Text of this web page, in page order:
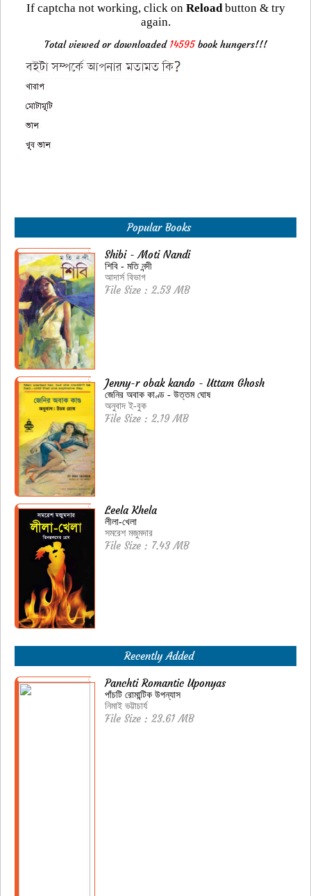
If captcha not working, click on Reloadbutton & try
again.
Total viewed or downloaded 14595book hungers!!!
Popular Books
Shibi - Moti Nandi
শিবি - মতি নন্দী
আদার্স বিভাগ
File Size : 2.53 MB
Jenny-r obak kando - Uttam Ghosh
জেনির অবাক কাণ্ড - উত্তম ঘোষ
অনুবাদ ই-বুক
File Size : 2.19 MB
Leela Khela
লীলা-খেলা
সমরেশ মজুমদার
File Size : 7.43 MB
Recently Added
Panchti Romantic Uponyas
পাঁচটি রোমান্টিক উপন্যাস
নিমাই ভট্টাচার্য
File Size : 23.61 MB